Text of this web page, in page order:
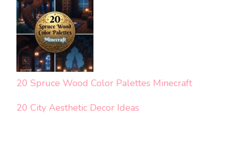
20 Spruce Wood Color Palettes Minecraft
20 City Aesthetic Decor Ideas